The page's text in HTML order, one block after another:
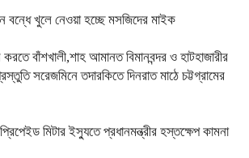
বন্ধে খুলে নেওয়া হচ্ছে মসজিদের মাইক
বাঁশখালী,শাহ আমানত বিমানবন্দর ও হাটহাজারীর
সরেজমিনে তদারকিতে দিনরাত মাঠে চট্টগ্রামের
মিটার ইস্যুতে প্রধানমন্ত্রীর হস্তক্ষেপ কামনা